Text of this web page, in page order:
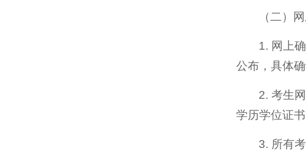
（二）
1. 网上
公布，具体
2. 考生
学历学位证
3. 所有